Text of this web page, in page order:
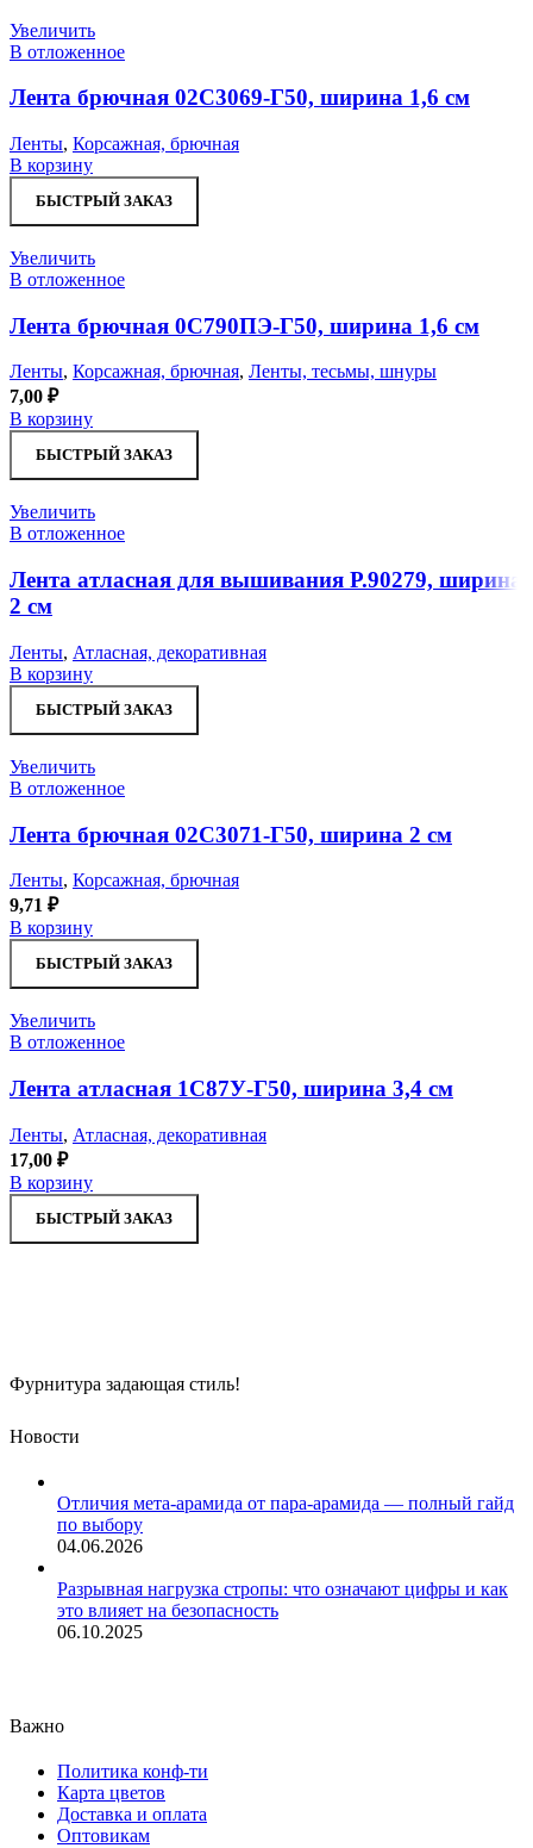
Увеличить
В отложенное
Лента брючная 02С3069-Г50, ширина 1,6 см
Ленты, Корсажная, брючная
В корзину
БЫСТРЫЙ ЗАКАЗ
Увеличить
В отложенное
Лента брючная 0С790ПЭ-Г50, ширина 1,6 см
Ленты, Корсажная, брючная, Ленты, тесьмы, шнуры
7,00 ₽
В корзину
БЫСТРЫЙ ЗАКАЗ
Увеличить
В отложенное
Лента атласная для вышивания Р.90279, ширина
2 см
Ленты, Атласная, декоративная
В корзину
БЫСТРЫЙ ЗАКАЗ
Увеличить
В отложенное
Лента брючная 02С3071-Г50, ширина 2 см
Ленты, Корсажная, брючная
9,71 ₽
В корзину
БЫСТРЫЙ ЗАКАЗ
Увеличить
В отложенное
Лента атласная 1С87У-Г50, ширина 3,4 см
Ленты, Атласная, декоративная
17,00 ₽
В корзину
БЫСТРЫЙ ЗАКАЗ
Фурнитура задающая стиль!
Новости
Отличия мета-арамида от пара-арамида — полный гайд
по выбору
04.06.2026
Разрывная нагрузка стропы: что означают цифры и как
это влияет на безопасность
06.10.2025
Важно
Политика конф-ти
Карта цветов
Доставка и оплата
Оптовикам